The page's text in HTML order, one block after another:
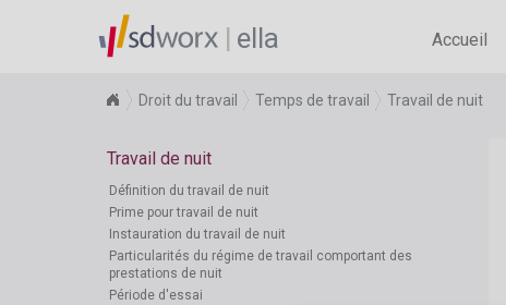
ella Accueil
Droit du travail Temps de travail Travail de nuit
Travail de nuit
Définition du travail de nuit
Prime pour travail de nuit
Instauration du travail de nuit
Particularités du régime de travail comportant des
prestations de nuit
Période d'essai